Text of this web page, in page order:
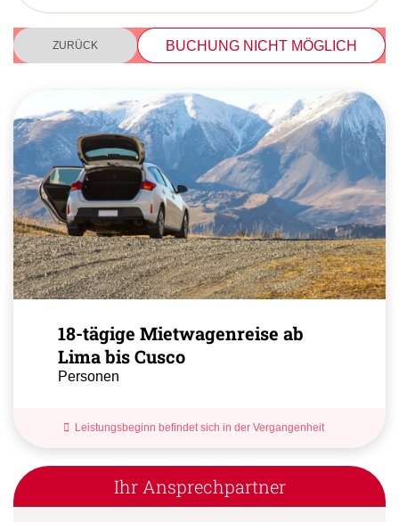
ZURÜCK BUCHUNG NICHT MÖGLICH
18-tägige Mietwagenreise ab
Lima bis Cusco
Personen
Leistungsbeginn befindet sich in der Vergangenheit
Ihr Ansprechpartner